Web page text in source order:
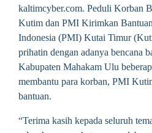
kaltimcyber.com. Peduli Korban
Kutim dan PMI Kirimkan
Indonesia (PMI) Kutai Timur
prihatin dengan adanya bencana
Kabupaten Mahakam Ulu
membantu para korban, PMI
bantuan.
“Terima kasih kepada seluruh